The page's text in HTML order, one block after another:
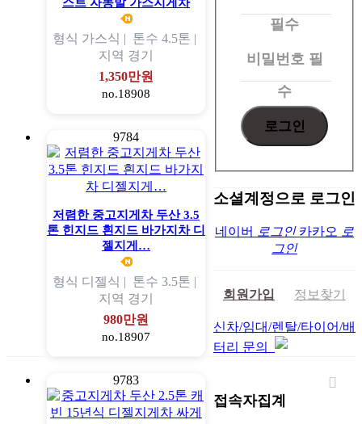
형식 가스식 | 톤수 4.5톤 |
지역 경기
1,350만원
no.18908
9784
저렴한 중고지게차 두산 3.5
톤 힌지드 흰지드 바가지차 디
젤지게…
형식 디젤식 | 톤수 3.5톤 |
지역 경기
980만원
no.18907
9783
필수
비밀번호 필
수
소셜계정으로 로그인
네이버 로그인 카카오 로
그인
회원가입 정보찾기
신차/임대/렌탈/타이어/배
터리 문의
접속자집계